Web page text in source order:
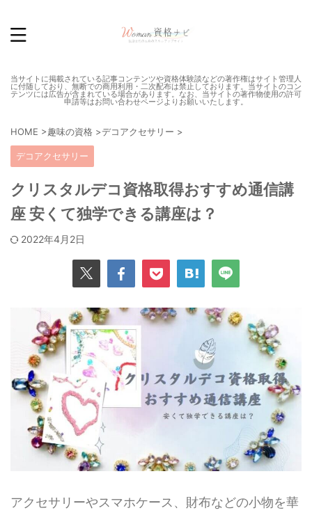
当サイトに掲載されている記事コンテンツや資格体験談などの著作権はサイト管理人
に付随しており、無断での商用利用・二次配布は禁止しております。当サイトのコン
テンツには広告が含まれている場合があります。なお、当サイトの著作物使用の許可
申請等はお問い合わせページよりお願いいたします。
HOME >趣味の資格 >デコアクセサリー >
デコアクセサリー
クリスタルデコ資格取得おすすめ通信講
座 安くて独学できる講座は？
2022年4月2日
アクセサリーやスマホケース、財布などの小物を華